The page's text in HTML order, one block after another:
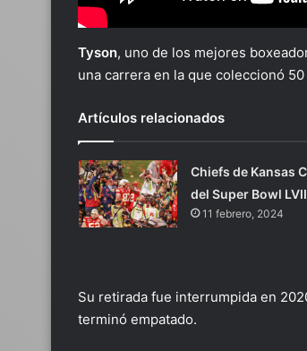
Tyson, uno de los mejores
una carrera en la que coleccionó
Artículos relacionados
Chiefs de Kansas
del Super Bowl
11 febrero, 2024
Su retirada fue interrumpida en
terminó empatado.